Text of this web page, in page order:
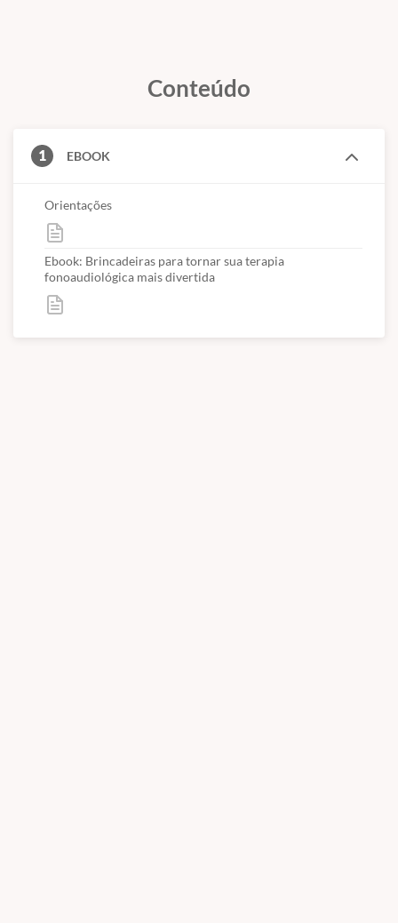
Conteúdo
1 EBOOK
Orientações
Ebook: Brincadeiras para tornar sua terapia
fonoaudiológica mais divertida